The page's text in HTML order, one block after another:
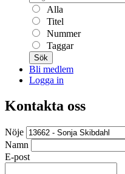
Alla
Titel
Nummer
Taggar
Sök
Bli medlem
Logga in
Kontakta oss
Nöje
Namn
E-post